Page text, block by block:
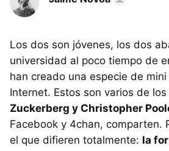
Los dos son jóvenes, los dos
universidad al poco tiempo de
han creado una especie de
Internet. Estos son varios de
Zuckerberg y Christopher
Facebook y 4chan, comparten.
el que difieren totalmente: la